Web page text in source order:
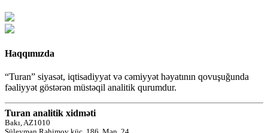
Haqqımızda
“Turan” siyasət, iqtisadiyyat və cəmiyyət həyatının qovuşuğunda
fəaliyyət göstərən müstəqil analitik qurumdur.
Turan analitik xidməti
Bakı, AZ1010